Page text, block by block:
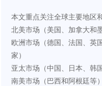
本文重点关注全球主要地区
北美市场（美国、加拿大和
欧洲市场（德国、法国、英
家）
亚太市场（中国、日本、韩
南美市场（巴西和阿根廷等）